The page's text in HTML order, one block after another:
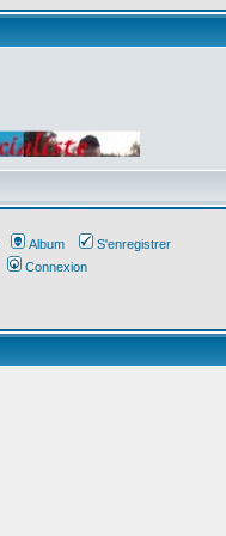
Album
S'enregistrer
Connexion